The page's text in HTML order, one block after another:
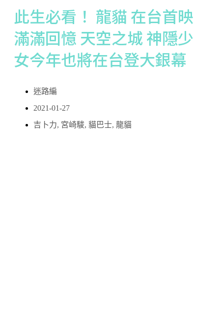
此生必看！ 龍貓 在台首映
滿滿回憶 天空之城 神隱少
女今年也將在台登大銀幕
迷路編
2021-01-27
吉卜力, 宮崎駿, 貓巴士, 龍貓